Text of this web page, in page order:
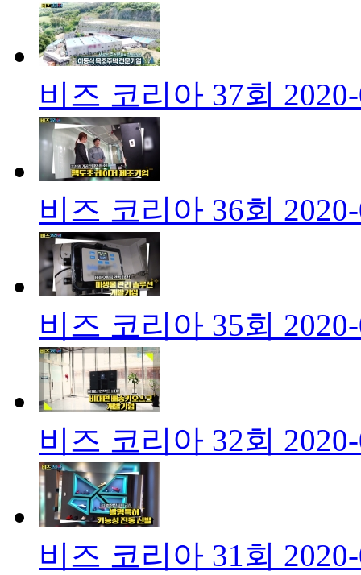
비즈 코리아 37회
비즈 코리아 36회
비즈 코리아 35회
비즈 코리아 32회
비즈 코리아 31회